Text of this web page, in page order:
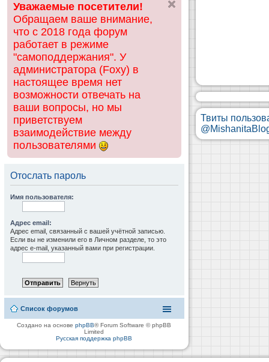
ск
Уважаемые посетители!
Обращаем ваше внимание,
что с 2018 года форум
работает в режиме
"самоподдержания". У
администратора (Foxy) в
настоящее время нет
возможности отвечать на
ваши вопросы, но мы
приветствуем
взаимодействие между
пользователями
Отослать пароль
Имя пользователя:
Адрес email:
Адрес email, связанный с вашей учётной записью.
Если вы не изменили его в Личном разделе, то это
адрес e-mail, указанный вами при регистрации.
Список форумов
Создано на основеphpBB® Forum Software © phpBB
Limited
Русская поддержка phpBB
Твиты